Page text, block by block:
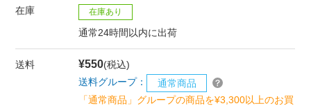
在庫 在庫あり
通常24時間以内に出荷
送料 ¥550(税込)
送料グループ：
通常商品
「通常商品」グループの商品を¥3,300以上のお買